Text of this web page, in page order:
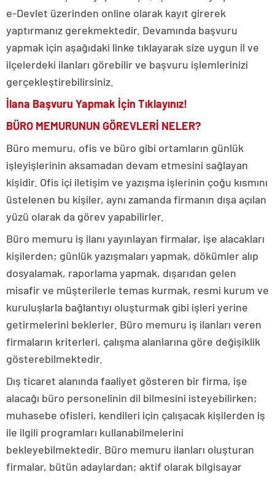
e-Devlet üzerinden online olarak kayıt girerek
yaptırmanız gerekmektedir. Devamında başvuru
yapmak için aşağıdaki linke tıklayarak size uygun il ve
ilçelerdeki ilanları görebilir ve başvuru işlemlerinizi
gerçekleştirebilirsiniz.
İlana Başvuru Yapmak İçin Tıklayınız!
BÜRO MEMURUNUN GÖREVLERİ NELER?
Büro memuru, ofis ve büro gibi ortamların günlük
işleyişlerinin aksamadan devam etmesini sağlayan
kişidir. Ofis içi iletişim ve yazışma işlerinin çoğu kısmını
üstelenen bu kişiler, aynı zamanda firmanın dışa açılan
yüzü olarak da görev yapabilirler.
Büro memuru iş ilanı yayınlayan firmalar, işe alacakları
kişilerden; günlük yazışmaları yapmak, dökümler alıp
dosyalamak, raporlama yapmak, dışarıdan gelen
misafir ve müşterilerle temas kurmak, resmi kurum ve
kuruluşlarla bağlantıyı oluşturmak gibi işleri yerine
getirmelerini beklerler. Büro memuru iş ilanları veren
firmaların kriterleri, çalışma alanlarına göre değişiklik
gösterebilmektedir.
Dış ticaret alanında faaliyet gösteren bir firma, işe
alacağı büro personelinin dil bilmesini isteyebilirken;
muhasebe ofisleri, kendileri için çalışacak kişilerden iş
ile ilgili programları kullanabilmelerini
bekleyebilmektedir. Büro memuru ilanları oluşturan
firmalar, bütün adaylardan; aktif olarak bilgisayar